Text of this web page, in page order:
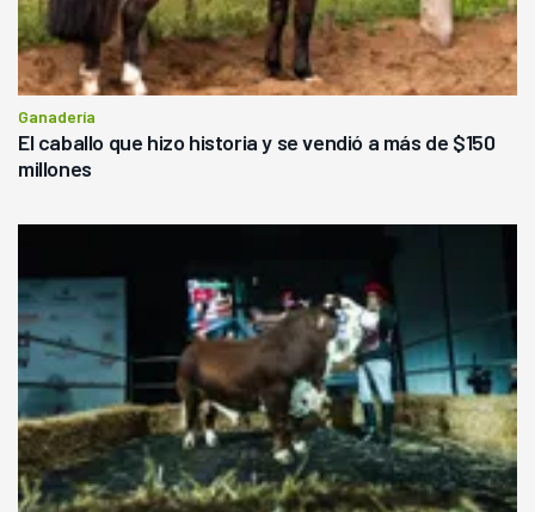
Ganadería
El caballo que hizo historia y se vendió a más de $150
millones